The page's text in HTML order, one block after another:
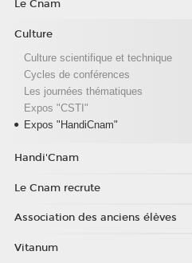
Le Cnam
Culture
Culture scientifique et technique
Cycles de conférences
Les journées thématiques
Expos "CSTI"
Expos "HandiCnam"
Handi'Cnam
Le Cnam recrute
Association des anciens élèves
Vitanum